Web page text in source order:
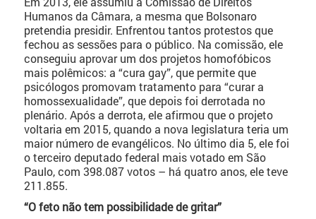
Humanos da Câmara, a mesma que Bolsonaro
pretendia presidir. Enfrentou tantos protestos que
fechou as sessões para o público. Na comissão, ele
conseguiu aprovar um dos projetos homofóbicos
mais polêmicos: a “cura gay”, que permite que
psicólogos promovam tratamento para “curar a
homossexualidade”, que depois foi derrotada no
plenário. Após a derrota, ele afirmou que o projeto
voltaria em 2015, quando a nova legislatura teria um
maior número de evangélicos. No último dia 5, ele foi
o terceiro deputado federal mais votado em São
Paulo, com 398.087 votos – há quatro anos, ele teve
211.855.
“O feto não tem possibilidade de gritar”